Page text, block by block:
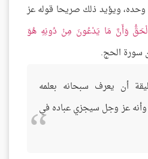
وحده، ويؤيد ذلك صريحا قوله عز
وَأَنَّ مَا يَدْعُونَ مِنْ دُونِهِ هُوَ
أن يعرف سبحانه بعلمه
وأنه عز وجل سيجزي عباده في